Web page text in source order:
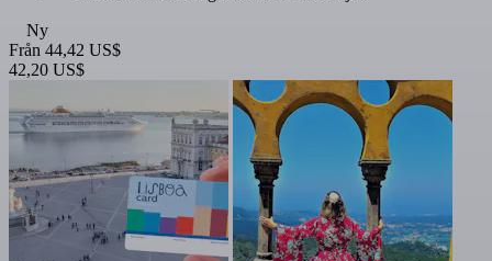
Ny
Från 44,42 US$
42,20 US$